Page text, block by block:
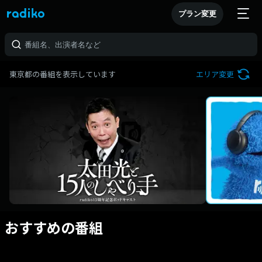
プラン変更
東京都の番組を表示しています エリア変更
おすすめの番組